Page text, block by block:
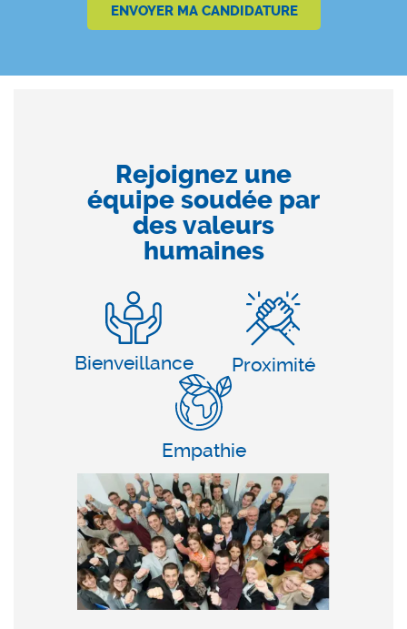
Rejoignez une
équipe soudée par
des valeurs
humaines
Bienveillance Proximité
Empathie